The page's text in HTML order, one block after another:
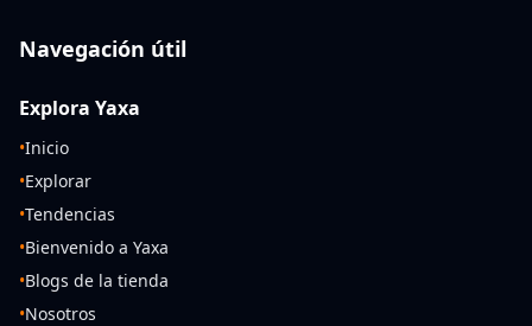
Navegación útil
Explora Yaxa
•Inicio
•Explorar
•Tendencias
•Bienvenido a Yaxa
•Blogs de la tienda
•Nosotros